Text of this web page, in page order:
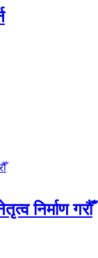
निर्माण गरौँ